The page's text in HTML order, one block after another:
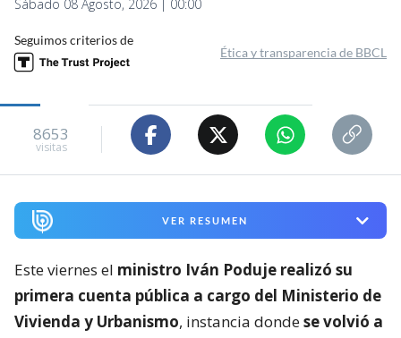
Sábado 08 Agosto, 2026 | 00:00
Seguimos criterios de
Ética y transparencia de BBCL
8653
visitas
VER RESUMEN
Este viernes el ministro Iván Poduje realizó su
primera cuenta pública a cargo del Ministerio de
Vivienda y Urbanismo, instancia dondese volvió a